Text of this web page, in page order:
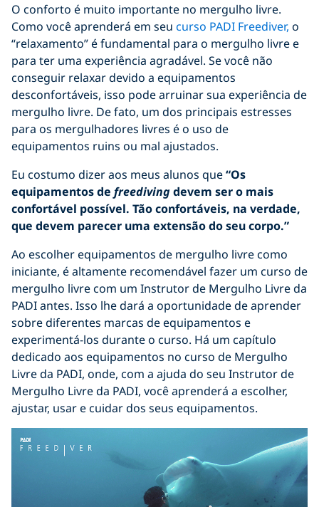
O conforto é muito importante no mergulho livre.
Como você aprenderá em seu curso PADI Freediver, o
“relaxamento” é fundamental para o mergulho livre e
para ter uma experiência agradável. Se você não
conseguir relaxar devido a equipamentos
desconfortáveis, isso pode arruinar sua experiência de
mergulho livre. De fato, um dos principais estresses
para os mergulhadores livres é o uso de
equipamentos ruins ou mal ajustados.
Eu costumo dizer aos meus alunos que“Os
equipamentos de freedivingdevem ser o mais
confortável possível. Tão confortáveis, na verdade,
que devem parecer uma extensão do seu corpo.”
Ao escolher equipamentos de mergulho livre como
iniciante, é altamente recomendável fazer um curso de
mergulho livre com um Instrutor de Mergulho Livre da
PADI antes. Isso lhe dará a oportunidade de aprender
sobre diferentes marcas de equipamentos e
experimentá-los durante o curso. Há um capítulo
dedicado aos equipamentos no curso de Mergulho
Livre da PADI, onde, com a ajuda do seu Instrutor de
Mergulho Livre da PADI, você aprenderá a escolher,
ajustar, usar e cuidar dos seus equipamentos.